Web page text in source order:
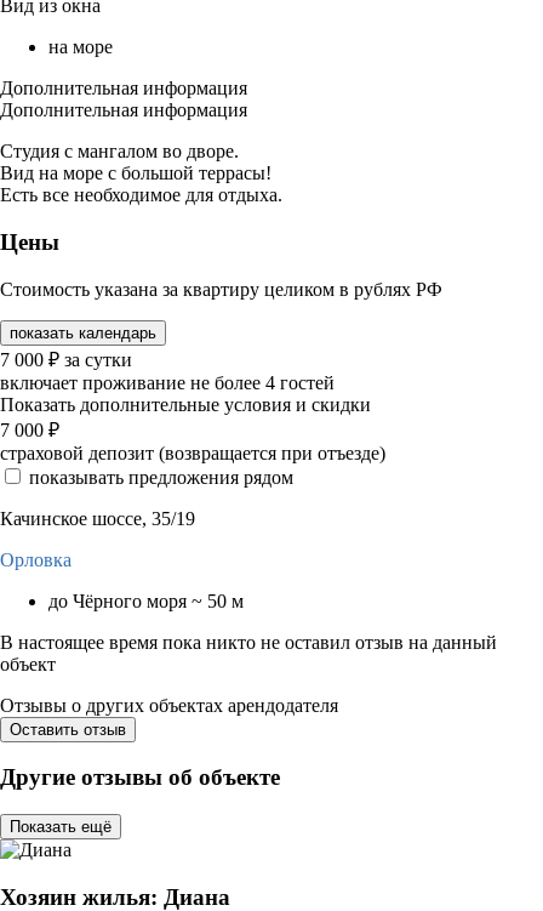
Вид из окна
на море
Дополнительная информация
Дополнительная информация
Студия с мангалом во дворе.
Вид на море с большой террасы!
Есть все необходимое для отдыха.
Цены
Стоимость указана за квартиру целиком в рублях РФ
показать календарь
7 000 ₽ за сутки
включает проживание не более 4 гостей
Показать дополнительные условия и скидки
7 000 ₽
страховой депозит (возвращается при отъезде)
показывать предложения рядом
Качинское шоссе, 35/19
Орловка
до Чёрного моря ~ 50 м
В настоящее время пока никто не оставил отзыв на данный
объект
Отзывы о других объектах арендодателя
Оставить отзыв
Другие отзывы об объекте
Показать ещё
Хозяин жилья: Диана